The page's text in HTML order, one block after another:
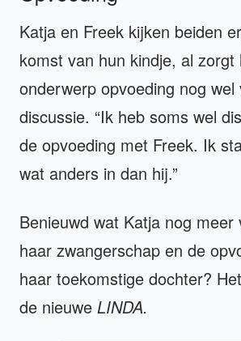
Katja en Freek kijken beiden
komst van hun kindje, al zorgt
onderwerp opvoeding nog wel
discussie. “Ik heb soms wel
de opvoeding met Freek. Ik
wat anders in dan hij.”
Benieuwd wat Katja nog meer
haar zwangerschap en de
haar toekomstige dochter?
de nieuwe LINDA.